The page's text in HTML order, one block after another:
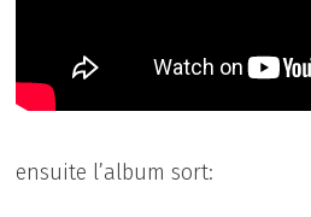
ensuite l’album sort: